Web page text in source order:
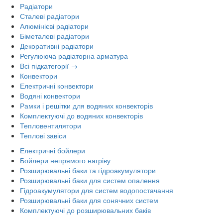
Радіатори
Сталеві радіатори
Алюмінієві радіатори
Біметалеві радіатори
Декоративні радіатори
Регулююча радіаторна арматура
Всі підкатегорії →
Конвектори
Електричні конвектори
Водяні конвектори
Рамки і решітки для водяних конвекторів
Комплектуючі до водяних конвекторів
Тепловентилятори
Теплові завіси
Електричні бойлери
Бойлери непрямого нагріву
Розширювальні баки та гідроакумулятори
Розширювальні баки для систем опалення
Гідроакумулятори для систем водопостачання
Розширювальні баки для сонячних систем
Комплектуючі до розширювальних баків